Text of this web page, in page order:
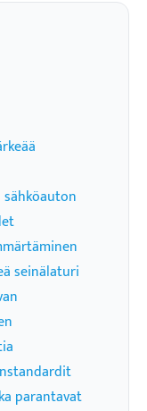
seinälaturi
parantavat